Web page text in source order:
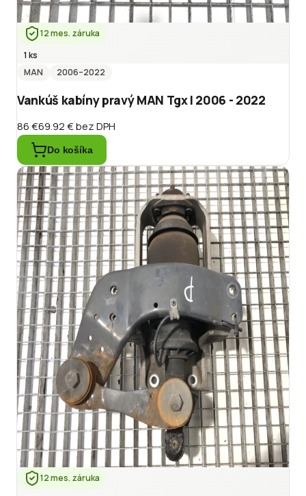
12 mes. záruka
1 ks
MAN
2006–2022
Vankúš kabíny pravý MAN Tgx I 2006 - 2022
86 €69.92 €bez DPH
Do košíka
12 mes. záruka